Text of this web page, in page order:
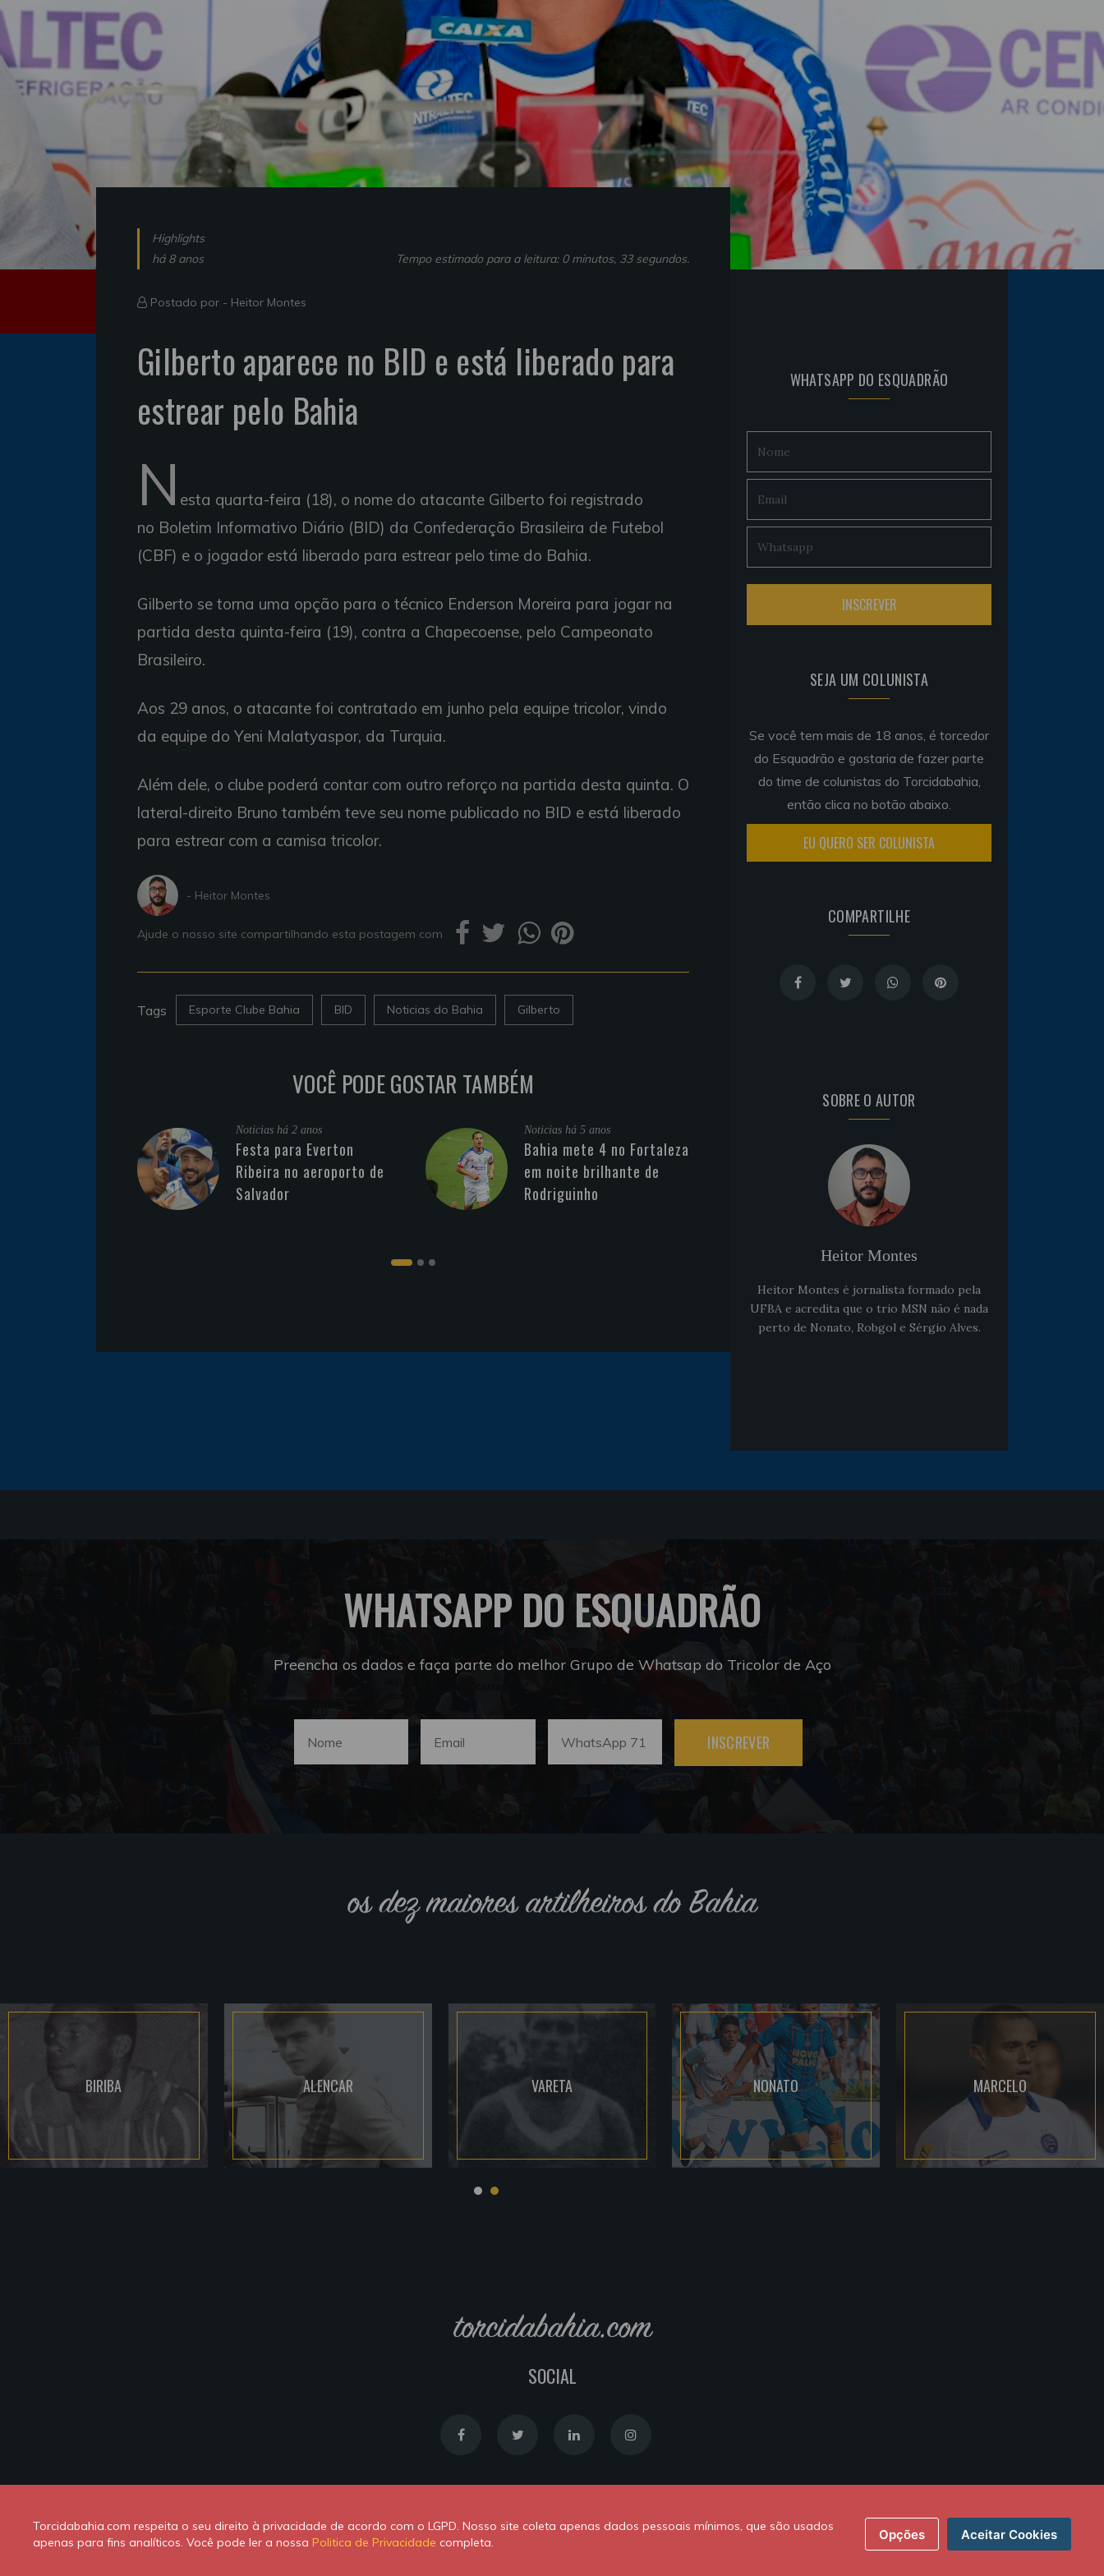
Highlights
há 8 anos
Tempo estimado para a leitura: 0 minutos, 33 segundos.
Postado por - Heitor Montes
Gilberto aparece no BID e está liberado para
estrear pelo Bahia
N esta quarta-feira (18), o nome do atacante Gilberto foi registrado
no Boletim Informativo Diário (BID) da Confederação Brasileira de Futebol
(CBF) e o jogador está liberado para estrear pelo time do Bahia.
Gilberto se torna uma opção para o técnico Enderson Moreira para jogar na
partida desta quinta-feira (19), contra a Chapecoense, pelo Campeonato
Brasileiro.
Aos 29 anos, o atacante foi contratado em junho pela equipe tricolor, vindo
da equipe do Yeni Malatyaspor, da Turquia.
Além dele, o clube poderá contar com outro reforço na partida desta quinta. O
lateral-direito Bruno também teve seu nome publicado no BID e está liberado
para estrear com a camisa tricolor.
- Heitor Montes
Ajude o nosso site compartilhando esta postagem com
Tags Esporte Clube Bahia BID Noticias do Bahia Gilberto
VOCÊ PODE GOSTAR TAMBÉM
Noticias há 2 anos
Festa para Everton
Ribeira no aeroporto de
Salvador
Noticias há 5 anos
Bahia mete 4 no Fortaleza
em noite brilhante de
Rodriguinho
Goleiro Douglas Friedrich
fica em observação após
sofrer um corte no rosto
WHATSAPP DO ESQUADRÃO
SEJA UM COLUNISTA
Se você tem mais de 18 anos, é torcedor
do Esquadrão e gostaria de fazer parte
do time de colunistas do Torcidabahia,
então clica no botão abaixo.
EU QUERO SER COLUNISTA
COMPARTILHE
SOBRE O AUTOR
Heitor Montes
Heitor Montes é jornalista formado pela
UFBA e acredita que o trio MSN não é nada
perto de Nonato, Robgol e Sérgio Alves.
WHATSAPP DO ESQUADRÃO
Preencha os dados e faça parte do melhor Grupo de Whatsap do Tricolor de Aço
INSCREVER
os dez maiores artilheiros do Bahia
BIRIBA ALENCAR VARETA NONATO MARCELO
torcidabahia.com
SOCIAL
Powered byNewton Duarte
Torcidabahia.com respeita o seu direito à privacidade de acordo com o LGPD. Nosso site coleta apenas dados pessoais mínimos, que são usados
apenas para fins analíticos. Você pode ler a nossa Politica de Privacidade completa. Opções Aceitar Cookies